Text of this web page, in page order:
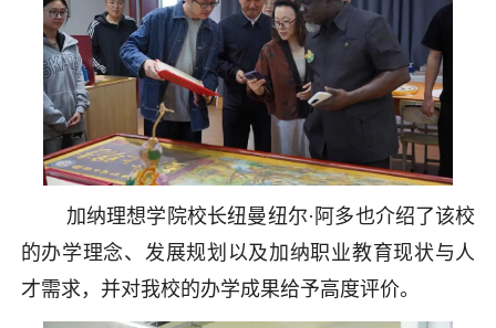
加纳理想学院校长纽曼纽尔·阿多也介绍了该校
的办学理念、发展规划以及加纳职业教育现状与人
才需求，并对我校的办学成果给予高度评价。